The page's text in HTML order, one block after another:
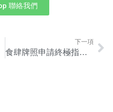
聯絡我們
下一項
食肆牌照申請終極指南 | 開餐廳須知、流程、選址及裝修懶人包